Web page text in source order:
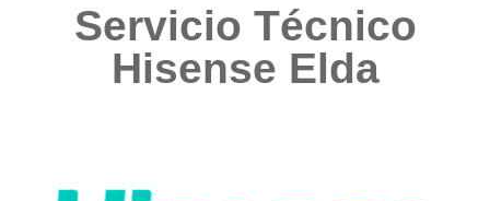
Servicio Técnico
Hisense Elda